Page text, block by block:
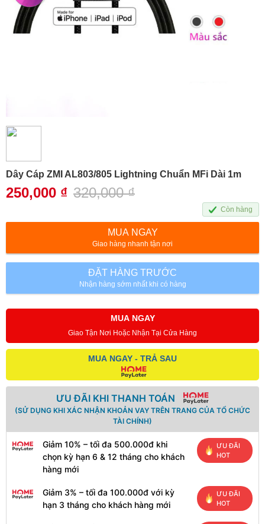
Dây Cáp ZMI AL803/805 Lightning Chuẩn MFi Dài 1m
250,000 ₫ 320,000₫
Còn hàng
MUA NGAY
Giao hàng nhanh tận nơi
ĐẶT HÀNG TRƯỚC
Nhận hàng sớm nhất khi có hàng
MUA NGAY
Giao Tận Nơi Hoặc Nhận Tại Cửa Hàng
MUA NGAY - TRẢ SAU
ƯU ĐÃI KHI THANH TOÁN
(SỬ DỤNG KHI XÁC NHẬN KHOẢN VAY TRÊN TRANG CỦA TỔ CHỨC
TÀI CHÍNH)
Giảm 10% – tối đa 500.000đ khi
chọn kỳ hạn 6 & 12 tháng cho khách
hàng mới
ƯU ĐÃI
HOT
Giảm 3% – tối đa 100.000đ với kỳ
hạn 3 tháng cho khách hàng mới
ƯU ĐÃI
HOT